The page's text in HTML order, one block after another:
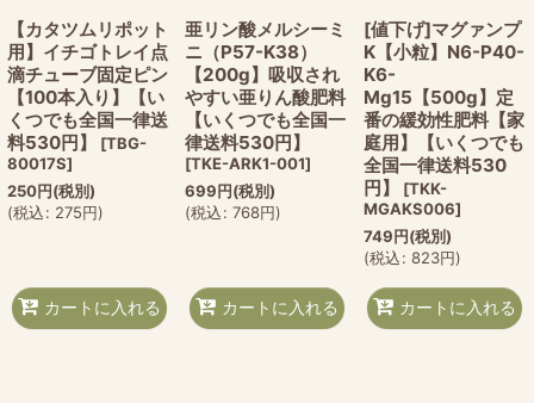
【カタツムリポット
用】イチゴトレイ点
滴チューブ固定ピン
【100本入り】【い
くつでも全国一律送
料530円】
[TBG-
80017S]
250円(税別)
(税込: 275円)
カートに入れる
亜リン酸メルシーミ
ニ（P57-K38）
【200g】吸収され
やすい亜りん酸肥料
【いくつでも全国一
律送料530円】
[TKE-ARK1-001]
699円(税別)
(税込: 768円)
カートに入れる
[値下げ]マグァンプ
K【小粒】N6-P40-
K6-
Mg15【500g】定
番の緩効性肥料【家
庭用】【いくつでも
全国一律送料530
円】
[TKK-
MGAKS006]
749円(税別)
(税込: 823円)
カートに入れる